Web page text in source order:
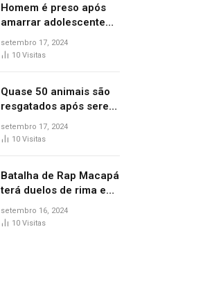
Homem é preso após
amarrar adolescente
suspeito de furto em
estaca de cerca e
setembro 17, 2024
10 Visitas
Quase 50 animais são
resgatados após serem
vítimas de incêndios
florestais no Tocantins
setembro 17, 2024
10 Visitas
Batalha de Rap Macapá
terá duelos de rima e
venda de comidas
típicas no Mercado
setembro 16, 2024
10 Visitas